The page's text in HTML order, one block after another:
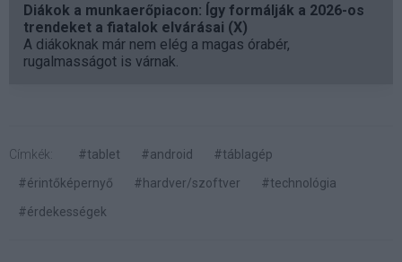
Diákok a munkaerőpiacon: Így formálják a 2026-os
trendeket a fiatalok elvárásai (X)
A diákoknak már nem elég a magas órabér,
rugalmasságot is várnak.
Címkék: #tablet #android
#táblagép
#érintőképernyő
#hardver/szoftver
#technológia
#érdekességek